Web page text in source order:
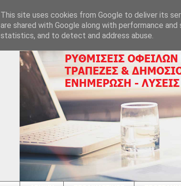
This site uses cookies from Google to deliver its
are shared with Google along with performance
statistics, and to detect and address abuse.